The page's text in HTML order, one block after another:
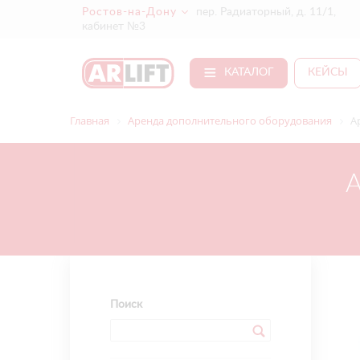
Ростов-на-Дону
пер. Радиаторный, д. 11/1,
кабинет №3
КАТАЛОГ КЕЙСЫ
Главная Аренда дополнительного оборудования
Поиск